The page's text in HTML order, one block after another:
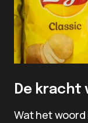
De kracht
Wat het woord